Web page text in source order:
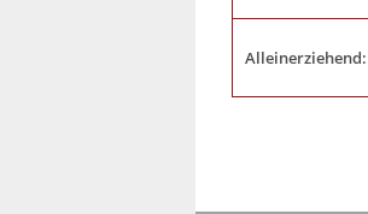
Alleinerziehend: